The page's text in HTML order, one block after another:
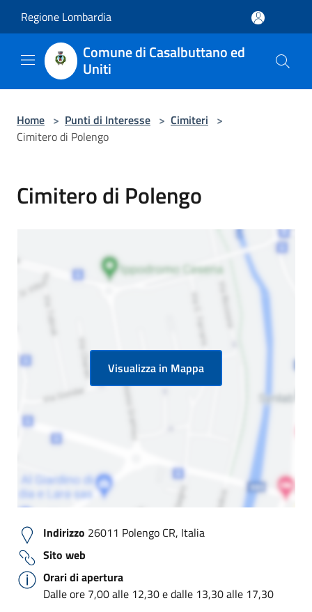
Regione Lombardia
Comune di Casalbuttano ed
Uniti
Home > Punti di Interesse > Cimiteri >
Cimitero di Polengo
Cimitero di Polengo
Visualizza in Mappa
Indirizzo 26011 Polengo CR, Italia
Sito web
Orari di apertura
Dalle ore 7,00 alle 12,30 e dalle 13,30 alle 17,30